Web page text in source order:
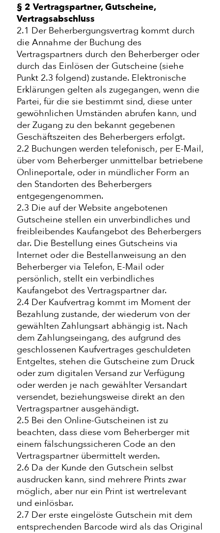
§ 2 Vertragspartner, Gutscheine,
Vertragsabschluss
2.1 Der Beherbergungsvertrag kommt durch
die Annahme der Buchung des
Vertragspartners durch den Beherberger oder
durch das Einlösen der Gutscheine (siehe
Punkt 2.3 folgend) zustande. Elektronische
Erklärungen gelten als zugegangen, wenn die
Partei, für die sie bestimmt sind, diese unter
gewöhnlichen Umständen abrufen kann, und
der Zugang zu den bekannt gegebenen
Geschäftszeiten des Beherbergers erfolgt.
2.2 Buchungen werden telefonisch, per E-Mail,
über vom Beherberger unmittelbar betriebene
Onlineportale, oder in mündlicher Form an
den Standorten des Beherbergers
entgegengenommen.
2.3 Die auf der Website angebotenen
Gutscheine stellen ein unverbindliches und
freibleibendes Kaufangebot des Beherbergers
dar. Die Bestellung eines Gutscheins via
Internet oder die Bestellanweisung an den
Beherberger via Telefon, E-Mail oder
persönlich, stellt ein verbindliches
Kaufangebot des Vertragspartner dar.
2.4 Der Kaufvertrag kommt im Moment der
Bezahlung zustande, der wiederum von der
gewählten Zahlungsart abhängig ist. Nach
dem Zahlungseingang, des aufgrund des
geschlossenen Kaufvertrages geschuldeten
Entgeltes, stehen die Gutscheine zum Druck
oder zum digitalen Versand zur Verfügung
oder werden je nach gewählter Versandart
versendet, beziehungsweise direkt an den
Vertragspartner ausgehändigt.
2.5 Bei den Online-Gutscheinen ist zu
beachten, dass diese vom Beherberger mit
einem fälschungssicheren Code an den
Vertragspartner übermittelt werden.
2.6 Da der Kunde den Gutschein selbst
ausdrucken kann, sind mehrere Prints zwar
möglich, aber nur ein Print ist wertrelevant
und einlösbar.
2.7 Der erste eingelöste Gutschein mit dem
entsprechenden Barcode wird als das Original